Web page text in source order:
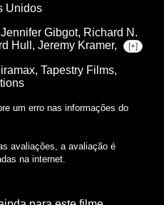
Unidos
Jennifer Gibgot, Richard N.
Hull, Jeremy Kramer, [+]
Tapestry Films,
um erro nas informações do
avaliações, a avaliação é
na internet.